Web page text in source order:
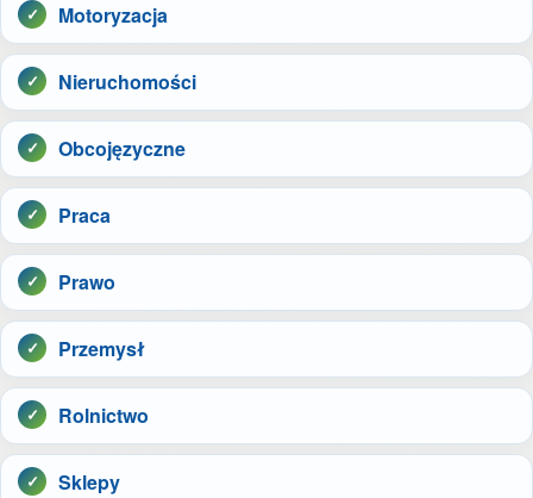
Motoryzacja
Nieruchomości
Obcojęzyczne
Praca
Prawo
Przemysł
Rolnictwo
Sklepy